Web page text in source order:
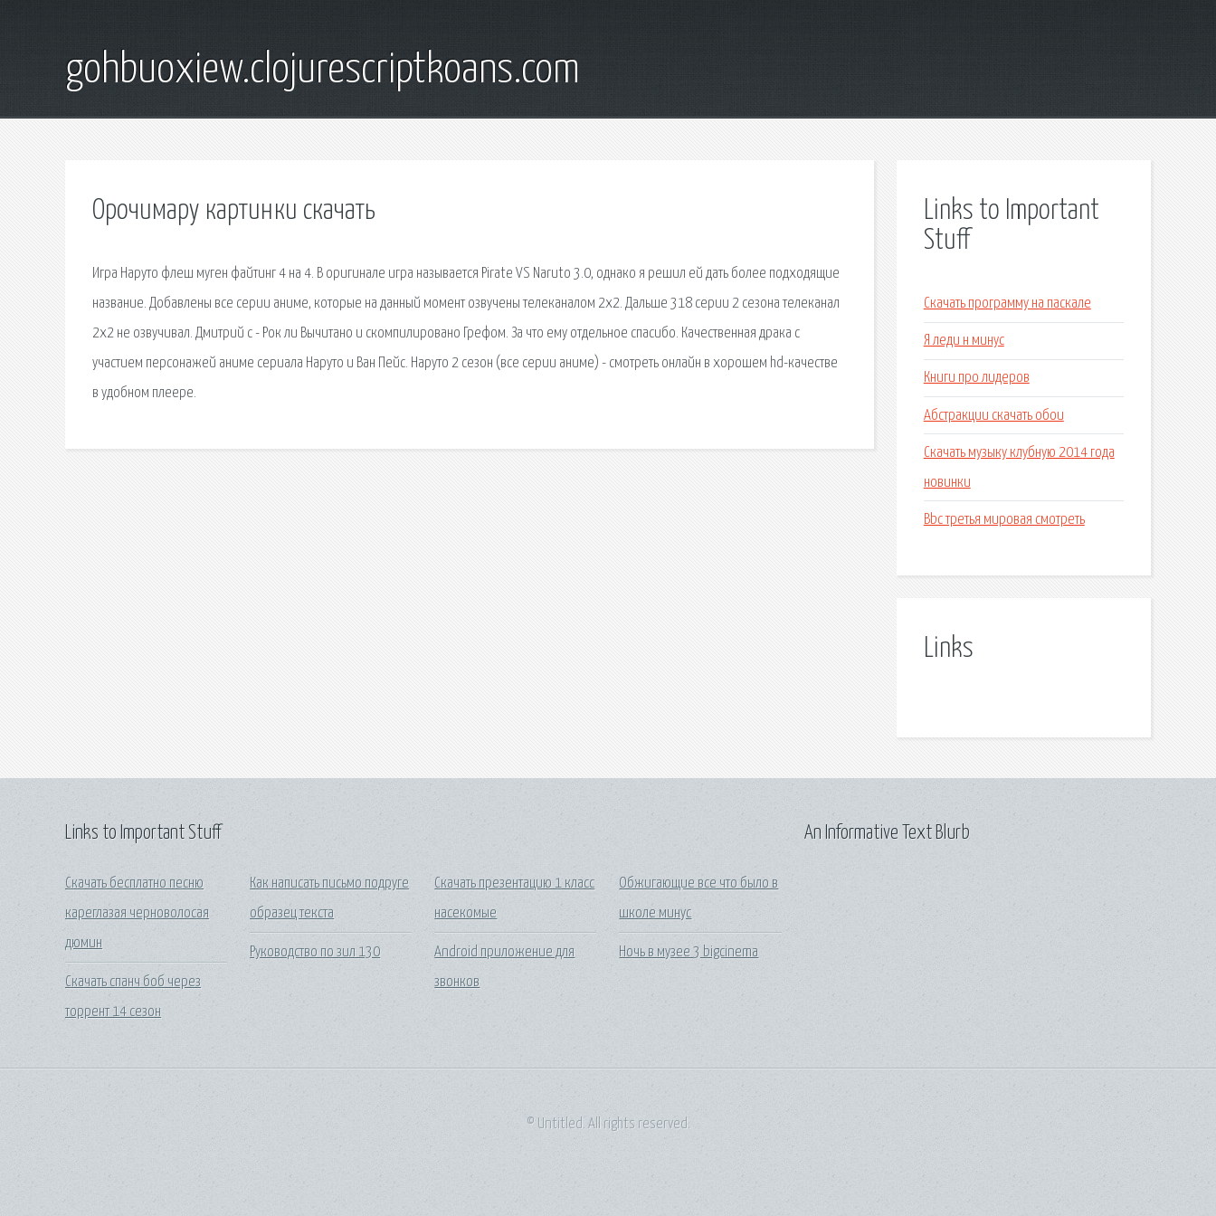
gohbuoxiew.clojurescriptkoans.com
Орочимару картинки скачать
Игра Наруто флеш муген файтинг 4 на 4. В оригинале игра называется Pirate VS Naruto 3.0, однако я решил ей дать более подходящие
название. Добавлены все серии аниме, которые на данный момент озвучены телеканалом 2x2. Дальше 318 серии 2 сезона телеканал
2x2 не озвучивал. Дмитрий c - Рок ли Вычитано и скомпилировано Грефом. За что ему отдельное спасибо. Качественная драка с
участием персонажей аниме сериала Наруто и Ван Пейс. Наруто 2 сезон (все серии аниме) - смотреть онлайн в хорошем hd-качестве
в удобном плеере.
Links to Important
Stuff
Скачать программу на паскале
Я леди н минус
Книги про лидеров
Абстракции скачать обои
Скачать музыку клубную 2014 года
новинки
Bbc третья мировая смотреть
Links
Links to Important Stuff
Скачать бесплатно песню
кареглазая черноволосая
дюмин
Скачать спанч боб через
торрент 14 сезон
Как написать письмо подруге
образец текста
Руководство по зил 130
Скачать презентацию 1 класс
насекомые
Android приложение для
звонков
Обжигающие все что было в
школе минус
Ночь в музее 3 bigcinema
An Informative Text Blurb
© Untitled. All rights reserved.